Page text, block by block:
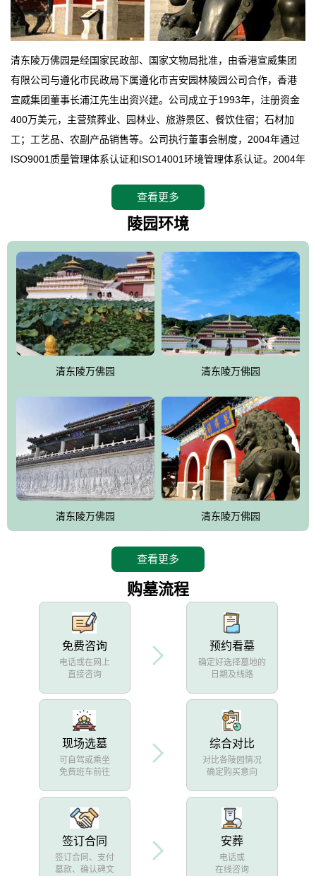
清东陵万佛园是经国家民政部、国家文物局批准，由香港宣威集团
有限公司与遵化市民政局下属遵化市吉安园林陵园公司合作，香港
宣威集团董事长浦江先生出资兴建。公司成立于1993年，注册资金
400万美元，主营殡葬业、园林业、旅游景区、餐饮住宿；石材加
工；工艺品、农副产品销售等。公司执行董事会制度，2004年通过
ISO9001质量管理体系认证和ISO14001环境管理体系认证。2004年
拥有4A级旅游区头衔的花园式陵园，园内建有四星级酒店一座。
万佛园位于遵化市境内，座落在世界文化遗产清东陵地形墙内，地
形绝佳，地理位置优越，交通便利。公司以“建设全国顶级人生后花
园、打造佛教精品旅游圣地”为目标，以海外归侨、国内外知名人士
的墓地安葬、祭祀吊亡并结合旅游参观构成其主要使用功能；以苍
郁绚丽、优雅宜人的园林景观构成其外部形象。通过墓园建设与造
园手法相结合的默契操作，建成一处特色鲜明、服务周全、环境优
美、民族风格突出，与周边文物古迹交相呼应的极具吸引力的花园
式园林。
万佛园工程一期占地448亩，目前完成投资近12亿元人民币，园区采
用全仿古式建筑，寻求与世界文化遗产地清东陵的和谐统一，在园
区建设中寻求陵园建设与景区建设的有机融合，充分发挥独一无二
的地形优势，打造现代艺术园林，建设旅游景观、寺庙、酒店等综
合服务设施，服务于陵园经营，使企业的多元化经营项目相互依
托、相互促进，园区绿化覆盖率达90%。
设计建造各种墓地墓位3万个；主体建筑金宝塔，墓位容量8万个，
能适应不同消费阶层的需求，为客户提供墓碑设计制作服务、特色
查看更多
陵园环境
清东陵万佛园 清东陵万佛园
清东陵万佛园 清东陵万佛园
查看更多
购墓流程
免费咨询
电话或在网上
直接咨询
预约看墓
确定好选择墓地的
日期及线路
现场选墓
可自驾或乘坐
免费班车前往
综合对比
对比各陵园情况
确定购买意向
签订合同
签订合同、支付
墓款、确认碑文
安葬
电话或
在线咨询